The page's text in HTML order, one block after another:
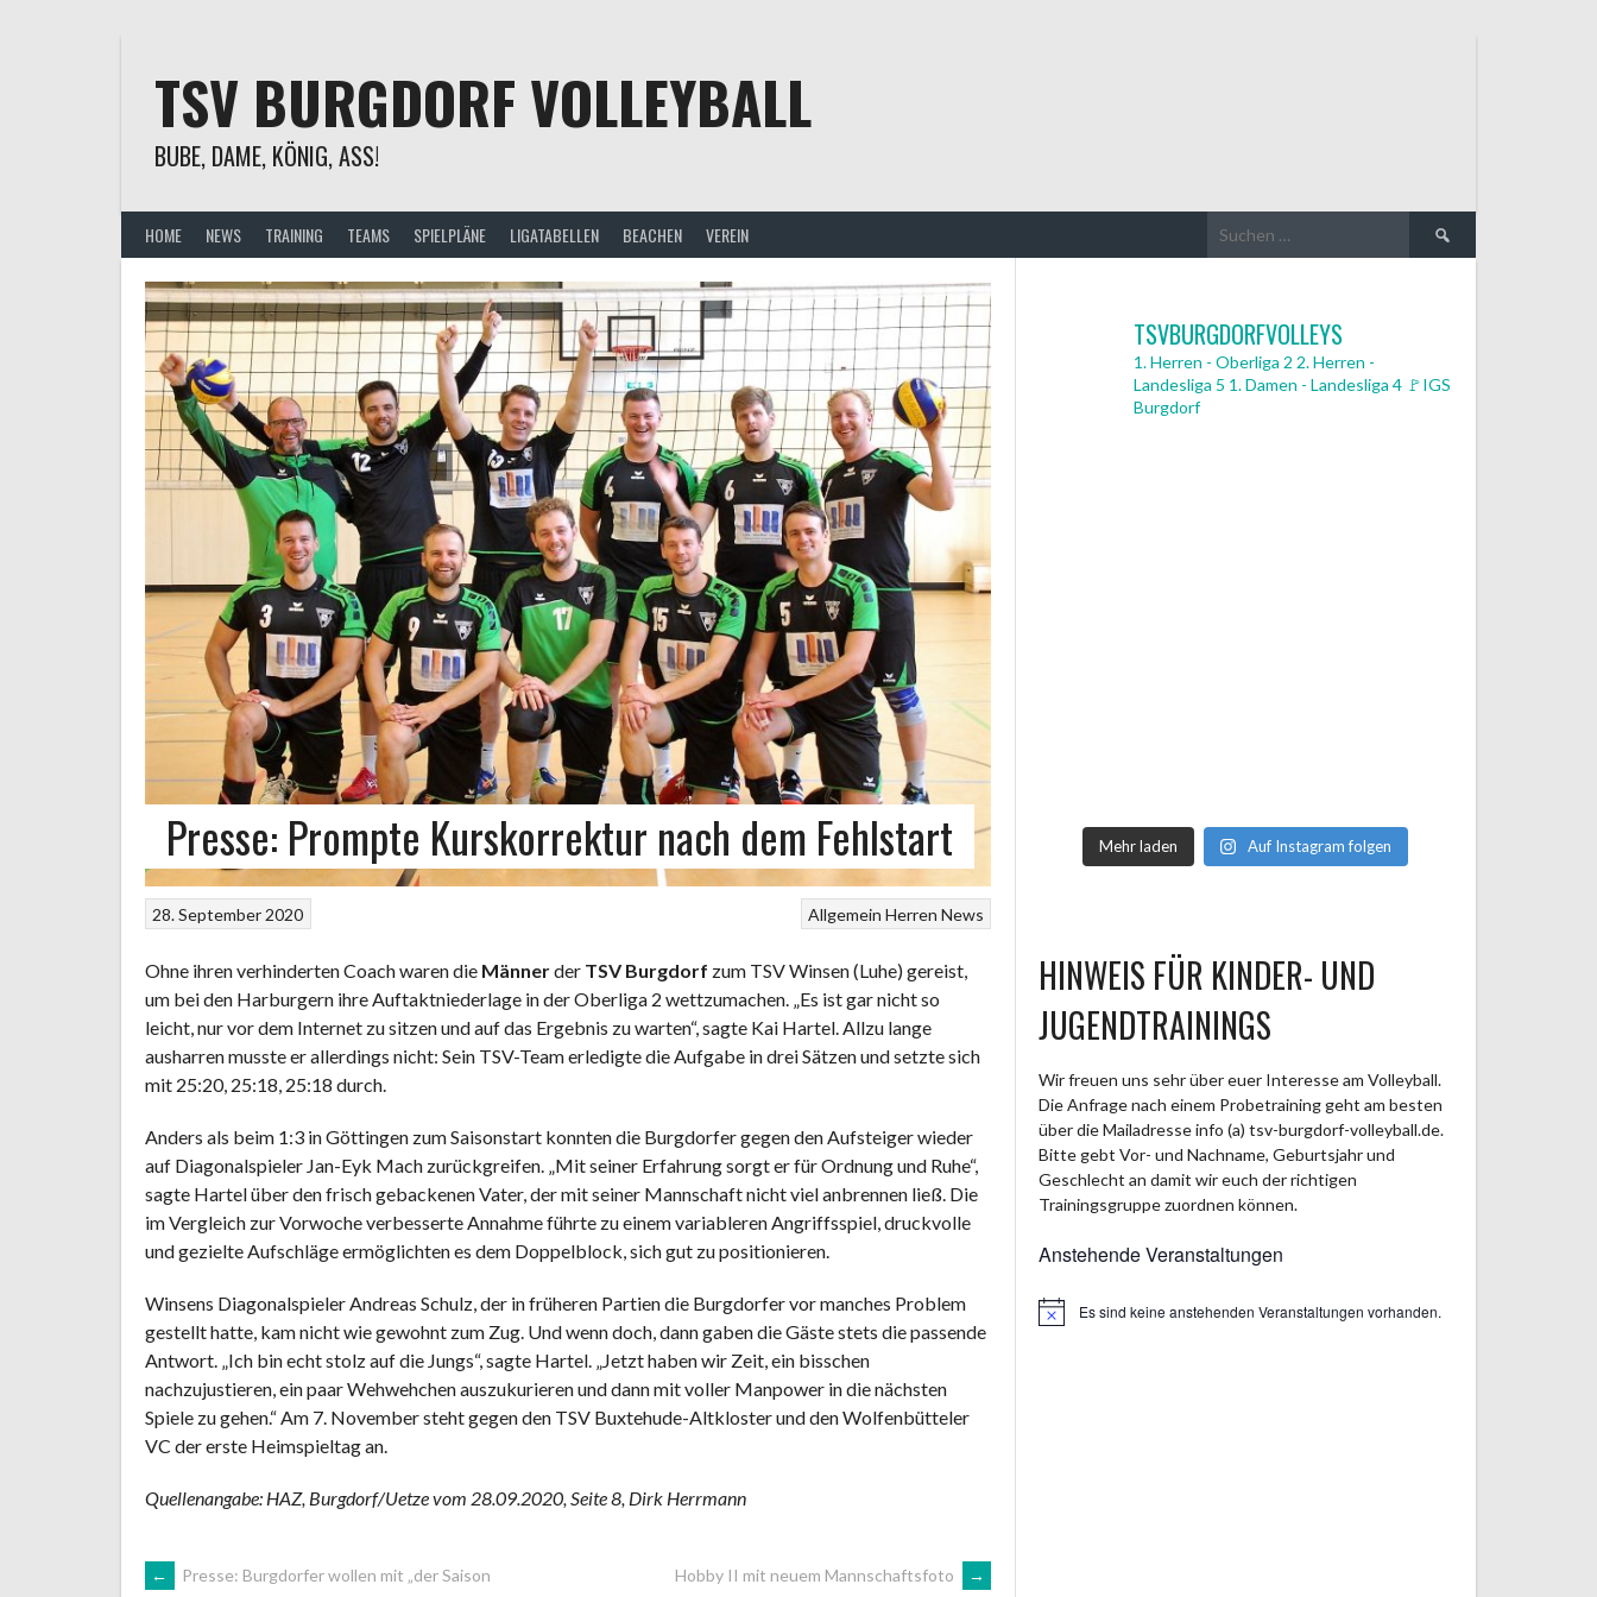
TSV BURGDORF VOLLEYBALL
BUBE, DAME, KÖNIG, ASS!
HOME NEWS TRAINING TEAMS SPIELPLÄNE LIGATABELLEN BEACHEN VEREIN
Suchen
nach:
Presse: Prompte Kurskorrektur nach dem Fehlstart
Allgemein Herren News
28. September 2020
Ohne ihren verhinderten Coach waren die Männerder TSV Burgdorf zum TSV Winsen (Luhe) gereist,
um bei den Harburgern ihre Auftaktniederlage in der Oberliga 2 wettzumachen. „Es ist gar nicht so
leicht, nur vor dem Internet zu sitzen und auf das Ergebnis zu warten“, sagte Kai Hartel. Allzu lange
ausharren musste er allerdings nicht: Sein TSV-Team erledigte die Aufgabe in drei Sätzen und setzte sich
mit 25:20, 25:18, 25:18 durch.
Anders als beim 1:3 in Göttingen zum Saisonstart konnten die Burgdorfer gegen den Aufsteiger wieder
auf Diagonalspieler Jan-Eyk Mach zurückgreifen. „Mit seiner Erfahrung sorgt er für Ordnung und Ruhe“,
sagte Hartel über den frisch gebackenen Vater, der mit seiner Mannschaft nicht viel anbrennen ließ. Die
im Vergleich zur Vorwoche verbesserte Annahme führte zu einem variableren Angriffsspiel, druckvolle
und gezielte Aufschläge ermöglichten es dem Doppelblock, sich gut zu positionieren.
Winsens Diagonalspieler Andreas Schulz, der in früheren Partien die Burgdorfer vor manches Problem
gestellt hatte, kam nicht wie gewohnt zum Zug. Und wenn doch, dann gaben die Gäste stets die passende
Antwort. „Ich bin echt stolz auf die Jungs“, sagte Hartel. „Jetzt haben wir Zeit, ein bisschen
nachzujustieren, ein paar Wehwehchen auszukurieren und dann mit voller Manpower in die nächsten
Spiele zu gehen.“ Am 7. November steht gegen den TSV Buxtehude-Altkloster und den Wolfenbütteler
VC der erste Heimspieltag an.
Quellenangabe: HAZ, Burgdorf/Uetze vom 28.09.2020, Seite 8, Dirk Herrmann
←
Presse: Burgdorfer wollen mit „der Saison
Hobby II mit neuem Mannschaftsfoto →
TSVBURGDORFVOLLEYS
1. Herren - Oberliga 2 2. Herren -
Landesliga 5 1. Damen - Landesliga 4 🚩IGS
Burgdorf
Mehr laden Auf Instagram folgen
HINWEIS FÜR KINDER- UND
JUGENDTRAININGS
Wir freuen uns sehr über euer Interesse am Volleyball.
Die Anfrage nach einem Probetraining geht am besten
über die Mailadresse info (a) tsv-burgdorf-volleyball.de.
Bitte gebt Vor- und Nachname, Geburtsjahr und
Geschlecht an damit wir euch der richtigen
Trainingsgruppe zuordnen können.
Anstehende Veranstaltungen
HinweisEs sind keine anstehenden Veranstaltungen vorhanden.